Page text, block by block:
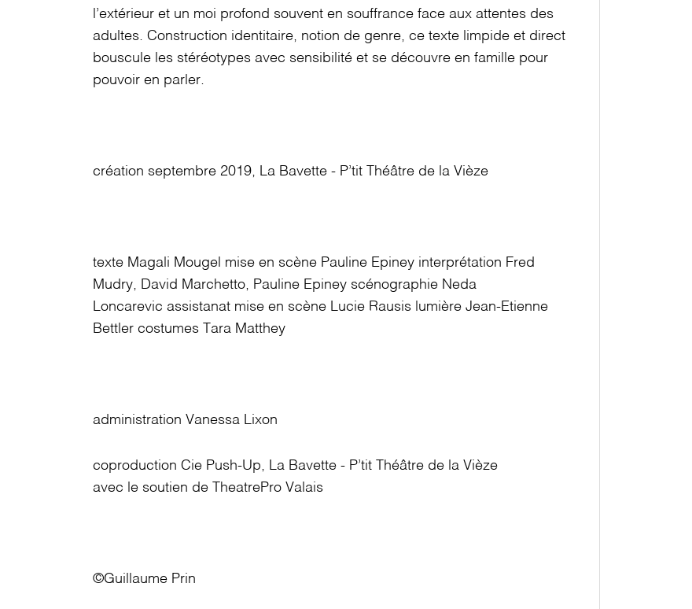
l’extérieur et un moi profond souvent en souffrance face aux attentes des
adultes. Construction identitaire, notion de genre, ce texte limpide et direct
bouscule les stéréotypes avec sensibilité et se découvre en famille pour
pouvoir en parler.
création septembre 2019, La Bavette - P’tit Théâtre de la Vièze
texte Magali Mougel mise en scène Pauline Epiney interprétation Fred
Mudry, David Marchetto, Pauline Epiney scénographie Neda
Loncarevic assistanat mise en scène Lucie Rausis lumière Jean-Etienne
Bettler costumes Tara Matthey
administration Vanessa Lixon
coproduction Cie Push-Up, La Bavette - P’tit Théâtre de la Vièze
avec le soutien de
TheatrePro Valais
©Guillaume Prin